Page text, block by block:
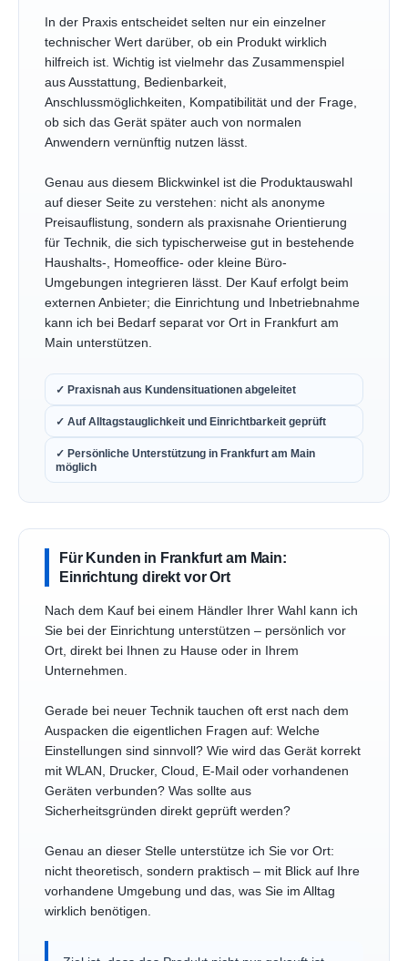
In der Praxis entscheidet selten nur ein einzelner
technischer Wert darüber, ob ein Produkt wirklich
hilfreich ist. Wichtig ist vielmehr das Zusammenspiel
aus Ausstattung, Bedienbarkeit,
Anschlussmöglichkeiten, Kompatibilität und der Frage,
ob sich das Gerät später auch von normalen
Anwendern vernünftig nutzen lässt.
Genau aus diesem Blickwinkel ist die Produktauswahl
auf dieser Seite zu verstehen: nicht als anonyme
Preisauflistung, sondern als praxisnahe Orientierung
für Technik, die sich typischerweise gut in bestehende
Haushalts-, Homeoffice- oder kleine Büro-
Umgebungen integrieren lässt. Der Kauf erfolgt beim
externen Anbieter; die Einrichtung und Inbetriebnahme
kann ich bei Bedarf separat vor Ort in Frankfurt am
Main unterstützen.
✓ Praxisnah aus Kundensituationen abgeleitet
✓ Auf Alltagstauglichkeit und Einrichtbarkeit geprüft
✓ Persönliche Unterstützung in Frankfurt am Main
möglich
Für Kunden in Frankfurt am Main:
Einrichtung direkt vor Ort
Nach dem Kauf bei einem Händler Ihrer Wahl kann ich
Sie bei der Einrichtung unterstützen – persönlich vor
Ort, direkt bei Ihnen zu Hause oder in Ihrem
Unternehmen.
Gerade bei neuer Technik tauchen oft erst nach dem
Auspacken die eigentlichen Fragen auf: Welche
Einstellungen sind sinnvoll? Wie wird das Gerät korrekt
mit WLAN, Drucker, Cloud, E-Mail oder vorhandenen
Geräten verbunden? Was sollte aus
Sicherheitsgründen direkt geprüft werden?
Genau an dieser Stelle unterstütze ich Sie vor Ort:
nicht theoretisch, sondern praktisch – mit Blick auf Ihre
vorhandene Umgebung und das, was Sie im Alltag
wirklich benötigen.